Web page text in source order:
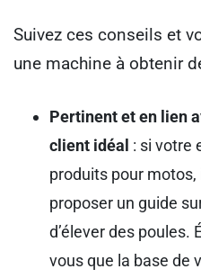
Suivez ces conseils et
une machine à obtenir
Pertinent et en lien
client idéal : si votre
produits pour motos,
proposer un guide
d’élever des poules.
vous que la base de